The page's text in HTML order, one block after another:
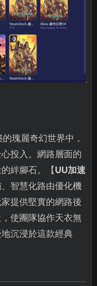
瑰麗奇幻世界中，
投入。網路層面的
絆腳石。【UU加速
智慧化路由優化機
提供堅實的網路後
使團隊協作天衣無
沉浸於這款經典